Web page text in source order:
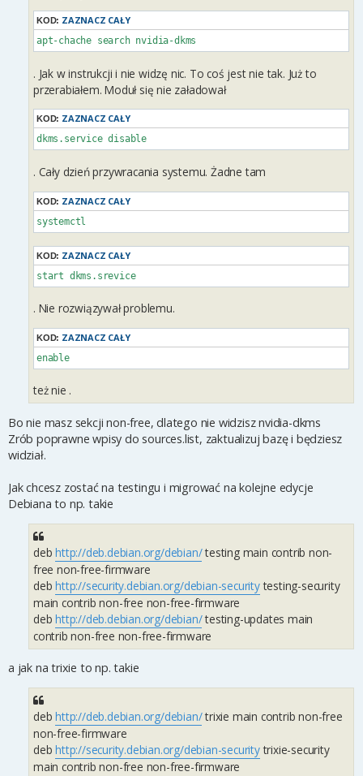
KOD: ZAZNACZ CAŁY
apt-chache search nvidia-dkms
. Jak w instrukcji i nie widzę nic. To coś jest nie tak. Już to
przerabiałem. Moduł się nie załadował
KOD: ZAZNACZ CAŁY
dkms.service disable
. Cały dzień przywracania systemu. Żadne tam
KOD: ZAZNACZ CAŁY
systemctl
KOD: ZAZNACZ CAŁY
start dkms.srevice
. Nie rozwiązywał problemu.
KOD: ZAZNACZ CAŁY
enable
też nie .
Bo nie masz sekcji non-free, dlatego nie widzisz nvidia-dkms
Zrób poprawne wpisy do sources.list, zaktualizuj bazę i będziesz
widział.
Jak chcesz zostać na testingu i migrować na kolejne edycje
Debiana to np. takie
debhttp://deb.debian.org/debian/testing main contrib non-
free non-free-firmware
debhttp://security.debian.org/debian-securitytesting-security
main contrib non-free non-free-firmware
debhttp://deb.debian.org/debian/testing-updates main
contrib non-free non-free-firmware
a jak na trixie to np. takie
debhttp://deb.debian.org/debian/trixie main contrib non-free
non-free-firmware
debhttp://security.debian.org/debian-securitytrixie-security
main contrib non-free non-free-firmware